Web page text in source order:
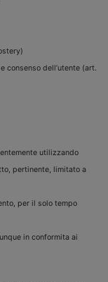
consenso dell’utente (art.
utilizzando
pertinente, limitato a
per il solo tempo
in conformita ai